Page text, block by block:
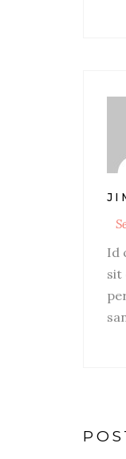
Id
sit